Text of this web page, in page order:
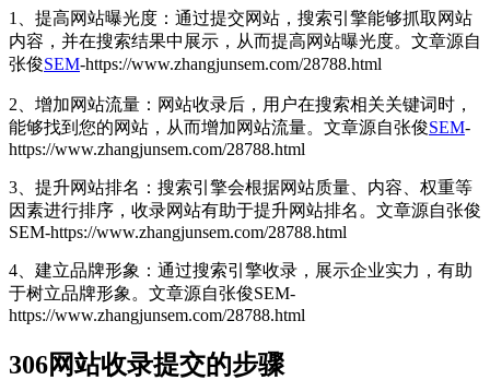
1、提高网站曝光度：通过提交网站，搜索引擎能够抓取网站
内容，并在搜索结果中展示，从而提高网站曝光度。 文章源自
张俊SEM-https://www.zhangjunsem.com/28788.html
2、增加网站流量：网站收录后，用户在搜索相关关键词时，
能够找到您的网站，从而增加网站流量。 文章源自张俊SEM-
https://www.zhangjunsem.com/28788.html
3、提升网站排名：搜索引擎会根据网站质量、内容、权重等
因素进行排序，收录网站有助于提升网站排名。 文章源自张俊
SEM-https://www.zhangjunsem.com/28788.html
4、建立品牌形象：通过搜索引擎收录，展示企业实力，有助
于树立品牌形象。 文章源自张俊SEM-
https://www.zhangjunsem.com/28788.html
306网站收录提交的步骤